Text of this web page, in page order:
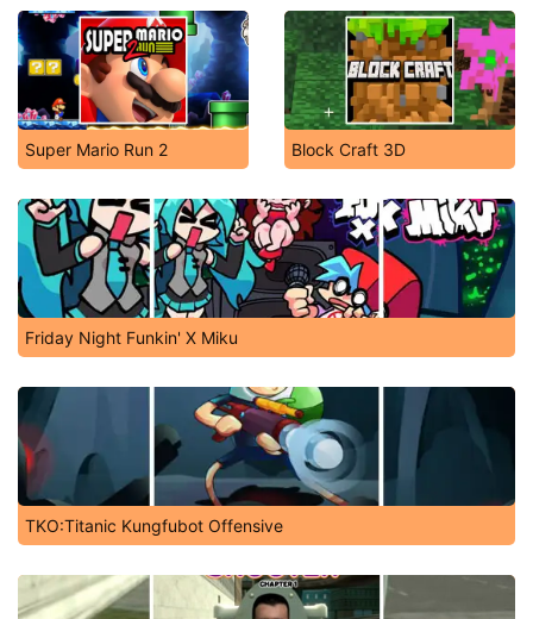
Super Mario Run 2 Block Craft 3D
Friday Night Funkin' X Miku
TKO:Titanic Kungfubot Offensive